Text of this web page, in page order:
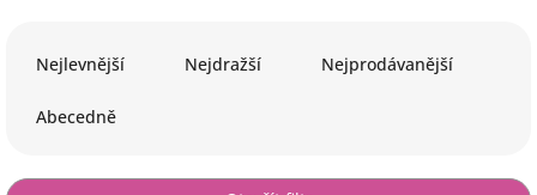
Nejlevnější Nejdražší Nejprodávanější
Abecedně